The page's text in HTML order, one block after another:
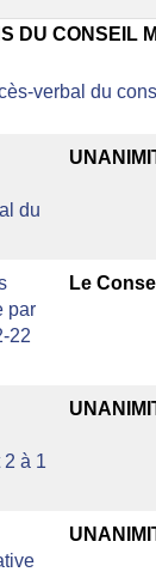
DU CONSEIL
verbal du
du
par
22
Le
à 1